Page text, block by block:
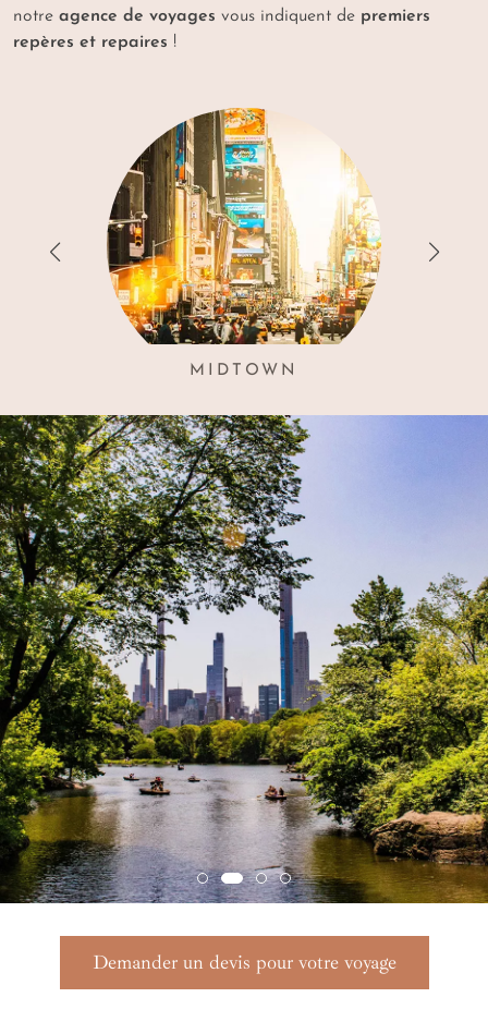
notre agence de voyages vous indiquent de premiers
repères et repaires !
MIDTOWN
Demander un devis pour votre voyage